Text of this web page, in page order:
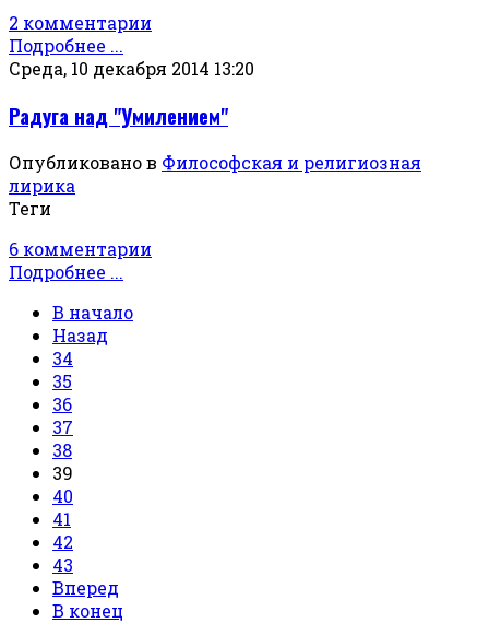
2 комментарии
Подробнее ...
Среда, 10 декабря 2014 13:20
Радуга над "Умилением"
Опубликовано в Философская и религиозная
лирика
Теги
6 комментарии
Подробнее ...
В начало
Назад
34
35
36
37
38
39
40
41
42
43
Вперед
В конец